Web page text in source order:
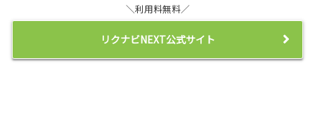
＼利用料無料／
リクナビNEXT公式サイト